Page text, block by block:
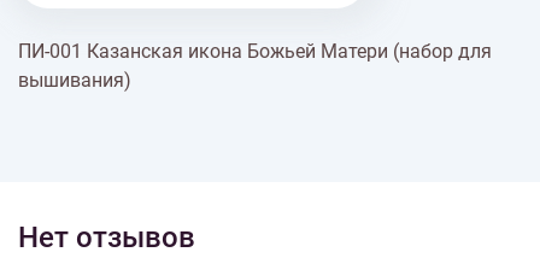
Доставка
ПИ-001 Казанская икона Божьей Матери (набор для
вышивания)
Нет отзывов